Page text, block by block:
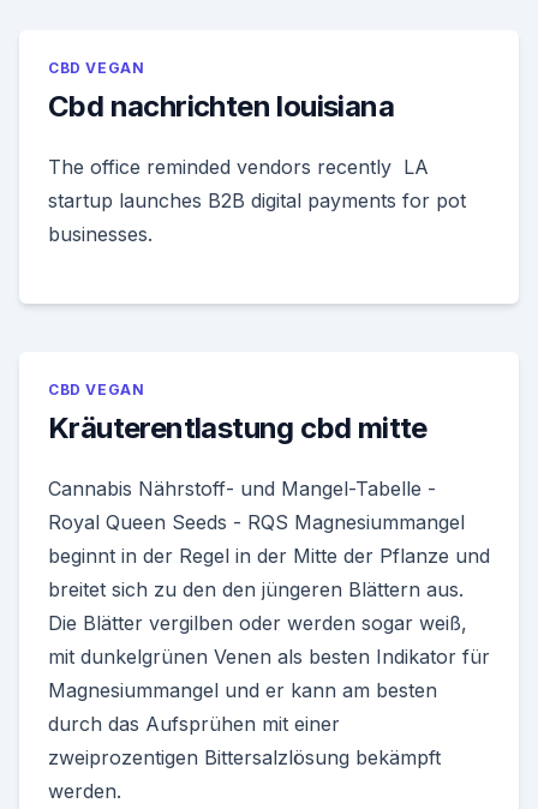
CBD VEGAN
Cbd nachrichten louisiana
The office reminded vendors recently LA
startup launches B2B digital payments for pot
businesses.
CBD VEGAN
Kräuterentlastung cbd mitte
Cannabis Nährstoff- und Mangel-Tabelle -
Royal Queen Seeds - RQS Magnesiummangel
beginnt in der Regel in der Mitte der Pflanze und
breitet sich zu den den jüngeren Blättern aus.
Die Blätter vergilben oder werden sogar weiß,
mit dunkelgrünen Venen als besten Indikator für
Magnesiummangel und er kann am besten
durch das Aufsprühen mit einer
zweiprozentigen Bittersalzlösung bekämpft
werden.